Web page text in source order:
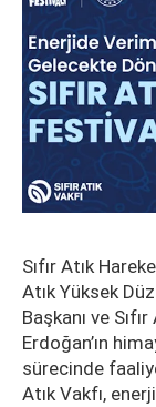
Sıfır Atık
Atık Yüksek
Başkanı ve
Erdoğan’ın
sürecinde
Atık Vakfı,